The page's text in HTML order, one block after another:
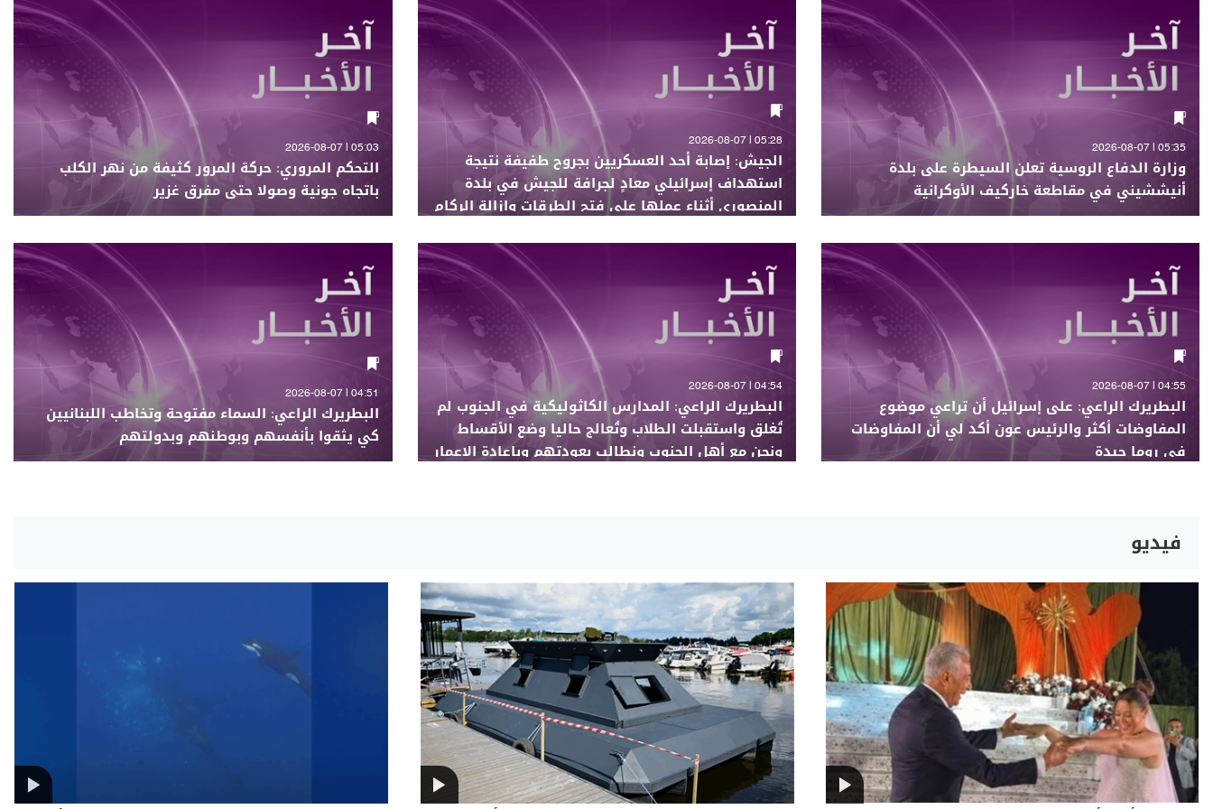
05:35 | 2026-08-07
وزارة الدفاع الروسية تعلن السيطرة على بلدة
أنيششيني في مقاطعة خاركيف الأوكرانية
05:28 | 2026-08-07
الجيش: إصابة أحد العسكريين بجروح طفيفة نتيجة
استهداف إسرائيلي معادٍ لجرافة للجيش في بلدة
المنصوري أثناء عملها على فتح الطرقات وإزالة الركام
05:03 | 2026-08-07
التحكم المروري: حركة المرور كثيفة من نهر الكلب
باتجاه جونية وصولا حتى مفرق غزير
04:55 | 2026-08-07
البطريرك الراعي: على إسرائيل أن تراعي موضوع
المفاوضات أكثر والرئيس عون أكد لي أن المفاوضات
في روما جيدة
04:54 | 2026-08-07
البطريرك الراعي: المدارس الكاثوليكية في الجنوب لم
تُغلق واستقبلت الطلاب وتُعالج حاليا وضع الأقساط
ونحن مع أهل الجنوب ونطالب بعودتهم وبإعادة الإعمار
04:51 | 2026-08-07
البطريرك الراعي: السماء مفتوحة وتخاطب اللبنانيين
كي يثقوا بأنفسهم وبوطنهم وبدولتهم
فيديو